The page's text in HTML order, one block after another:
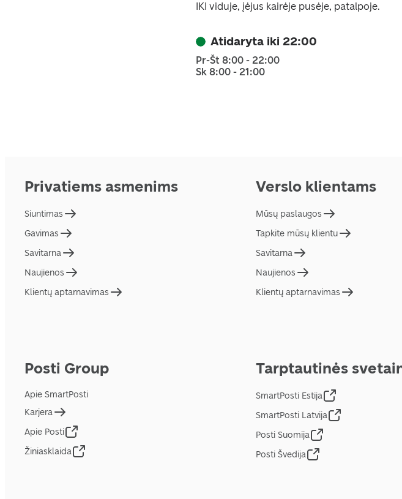
IKI viduje, įėjus kairėje pusėje, patalpoje.
Atidaryta iki 22:00
Pr-Št 8:00 - 22:00
Sk 8:00 - 21:00
Privatiems asmenims
Siuntimas
Gavimas
Savitarna
Naujienos
Klientų aptarnavimas
Verslo klientams
Mūsų paslaugos
Tapkite mūsų klientu
Savitarna
Naujienos
Klientų aptarnavimas
Posti Group
Apie SmartPosti
Karjera
Apie Posti
Žiniasklaida
Tarptautinės
SmartPosti Estija
SmartPosti Latvija
Posti Suomija
Posti Švedija